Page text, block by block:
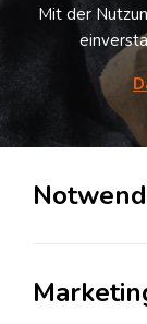
in der
Mit der